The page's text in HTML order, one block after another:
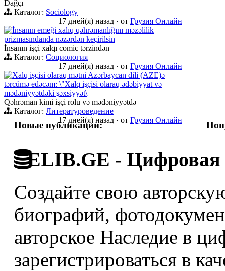
Dağçı
Каталог: Sociology
17 дней(я) назад · от Грузия Онлайн
İnsanın emeği xalıq qəhrəmanlığını məzəlilik
prizmasındanda nəzərdən keçirilsin
İnsanın işçi xalqı comic tərzindən
Каталог: Социология
17 дней(я) назад · от Грузия Онлайн
Xalq işçisi olaraq mətni Azərbaycan dili (AZE)ə
tərcümə edəcəm: \"Xalq işçisi olaraq ədəbiyyat və
mədəniyyətdəki şəxsiyyət\
Qəhrəman kimi işçi rolu və mədəniyyətdə
Каталог: Литературоведение
17 дней(я) назад · от Грузия Онлайн
Новые публикации:
ELIB.GE - Цифровая
Создайте свою
биографий,
авторское Наследие в
зарегистрироваться в